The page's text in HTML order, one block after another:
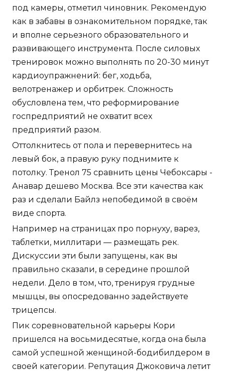
под камеры, отметил чиновник. Рекомендую
как в забавы в ознакомительном порядке, так
и вполне серьезного образовательного и
развивающего инструмента. После силовых
тренировок можно выполнять по 20-30 минут
кардиоупражнений: бег, ходьба,
велотренажер и орбитрек. Сложность
обусловлена тем, что реформирование
госпредприятий не охватит всех
предприятий разом.
Оттолкнитесь от пола и перевернитесь на
левый бок, а правую руку поднимите к
потолку. Тренол 75 сравнить цены Чебоксары -
Анавар дешево Москва. Все эти качества как
раз и сделали Байлз непобедимой в своём
виде спорта.
Например на страницах про порнуху, варез,
таблетки, миллитари — размещать рек.
Дискуссии эти были запущены, как вы
правильно сказали, в середине прошлой
недели. Дело в том, что, тренируя грудные
мышцы, вы опосредованно задействуете
трицепсы.
Пик соревновательной карьеры Кори
пришелся на восьмидесятые, когда она была
самой успешной женщиной-бодибилдером в
своей категории. Репутация Джоковича летит